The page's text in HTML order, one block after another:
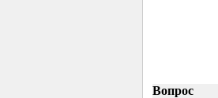
Вопрос